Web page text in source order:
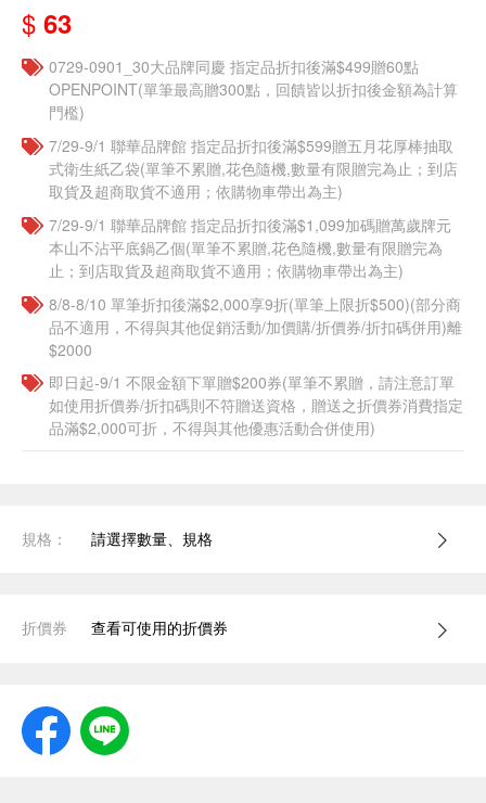
$ 63
0729-0901_30大品牌同慶 指定品折扣後滿$499贈60點
OPENPOINT(單筆最高贈300點，回饋皆以折扣後金額為計算
門檻)
7/29-9/1 聯華品牌館 指定品折扣後滿$599贈五月花厚棒抽取
式衛生紙乙袋(單筆不累贈,花色隨機,數量有限贈完為止；到店
取貨及超商取貨不適用；依購物車帶出為主)​​
7/29-9/1 聯華品牌館 指定品折扣後滿$1,099加碼贈萬歲牌元
本山不沾平底鍋乙個(單筆不累贈,花色隨機,數量有限贈完為
止；到店取貨及超商取貨不適用；依購物車帶出為主)​​
8/8-8/10 單筆折扣後滿$2,000享9折(單筆上限折$500)(部分商
品不適用，不得與其他促銷活動/加價購/折價券/折扣碼併用)離
$2000
即日起-9/1 不限金額下單贈$200券(單筆不累贈，請注意訂單
如使用折價券/折扣碼則不符贈送資格，贈送之折價券消費指定
品滿$2,000可折，不得與其他優惠活動合併使用)
規格： 請選擇數量、規格
折價券 查看可使用的折價券